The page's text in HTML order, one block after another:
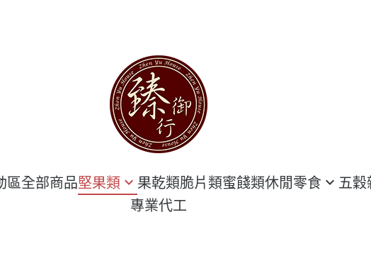
區全部商品堅果類 果乾類脆片類蜜餞類休閒零食 五穀
專業代工